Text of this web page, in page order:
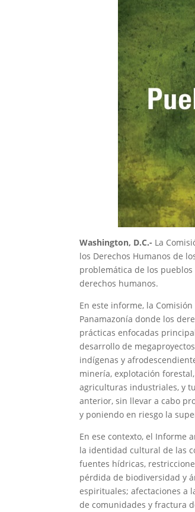
Washington, D.C.- La
los Derechos Humanos de
problemática de los
derechos humanos.
En este informe, la
Panamazonía donde los
prácticas enfocadas
desarrollo de
indígenas y
minería, explotación
agriculturas industriales, y
anterior, sin llevar a cabo
y poniendo en riesgo la
En ese contexto, el Informe
la identidad cultural de las
fuentes hídricas,
pérdida de biodiversidad y
espirituales; afectaciones a
de comunidades y fractura